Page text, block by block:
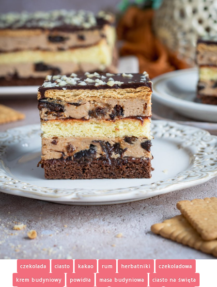
czekolada ciasto kakao rum herbatniki
czekoladowa
krem budyniowy
powidła masa budyniowa
ciasto na święta